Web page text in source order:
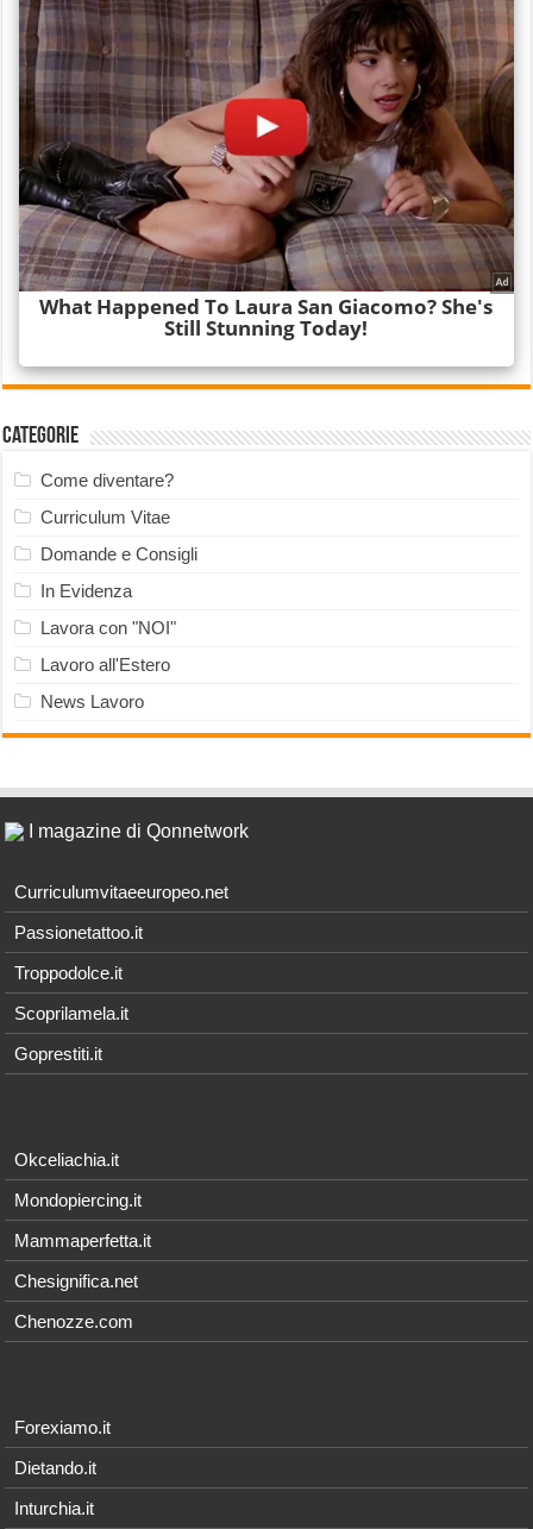
Categorie
Come diventare?
Curriculum Vitae
Domande e Consigli
In Evidenza
Lavora con "NOI"
Lavoro all'Estero
News Lavoro
I magazine di Qonnetwork
Curriculumvitaeeuropeo.net
Passionetattoo.it
Troppodolce.it
Scoprilamela.it
Goprestiti.it
Okceliachia.it
Mondopiercing.it
Mammaperfetta.it
Chesignifica.net
Chenozze.com
Forexiamo.it
Dietando.it
Inturchia.it